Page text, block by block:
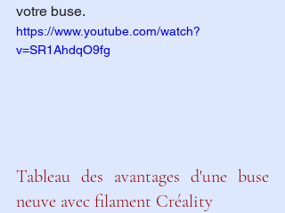
votre buse.
https://www.youtube.com/watch?
v=SR1AhdqO9fg
Tableau des avantages d'une buse
neuve avec filament Créality